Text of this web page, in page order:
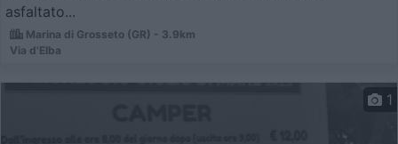
asfaltato...
Marina di Grosseto (GR) - 3.9km
Via d'Elba
1